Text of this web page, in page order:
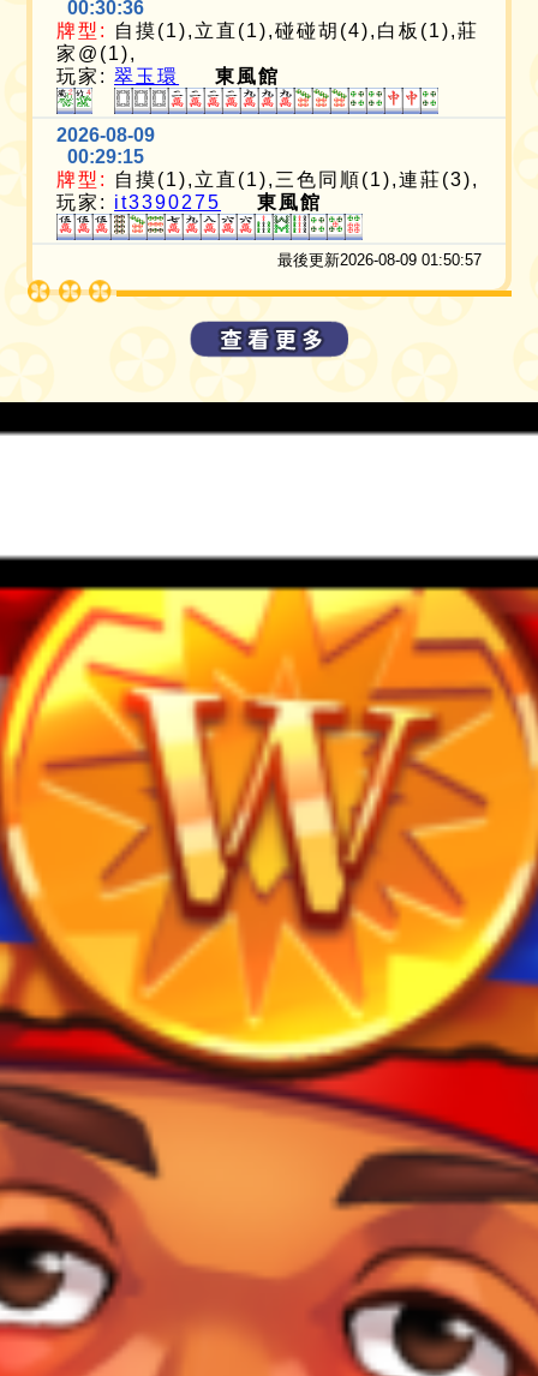
00:30:36
牌型:
自摸(1),立直(1),碰碰胡(4),白板(1),莊
家@(1),
玩家:翠玉環 東風館
2026-08-09
00:29:15
牌型:
自摸(1),立直(1),三色同順(1),連莊(3),
玩家: it3390275 東風館
最後更新2026-08-09 01:50:57